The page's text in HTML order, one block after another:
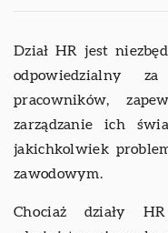
Dział HR jest
odpowiedzialny
pracowników,
zarządzanie ich
jakichkolwiek
zawodowym.
Chociaż działy